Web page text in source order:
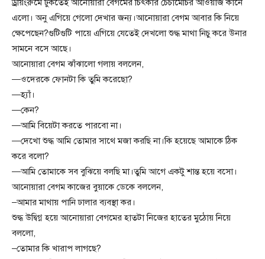
ড্রয়িংরুমে ঢুকতেই আনোয়ারা বেগমের চিৎকার চেঁচামেচির আওয়াজ কানে
এলো। অনু এগিয়ে গেলো দেখার জন্য।আনোয়ারা বেগম আবার কি নিয়ে
ক্ষেপেছেন?গুটিগুটি পায়ে এগিয়ে যেতেই দেখলো শুদ্ধ মাথা নিচু করে উনার
সামনে বসে আছে।
আনোয়ারা বেগম ঝাঁঝালো গলায় বললেন,
—ওদেরকে ফোনটা কি তুমি করেছো?
—হ্যাঁ।
—কেন?
—আমি বিয়েটা করতে পারবো না।
—দেখো শুদ্ধ আমি তোমার সাথে মজা করছি না।কি হয়েছে আমাকে ঠিক
করে বলো?
—আমি তোমাকে সব বুঝিয়ে বলছি মা।তুমি আগে একটু শান্ত হয়ে বসো।
আনোয়ারা বেগম কাজের বুয়াকে ডেকে বললেন,
–আমার মাথায় পানি ঢালার ব্যবস্থা কর।
শুদ্ধ উদ্বিগ্ন হয়ে আনোয়ারা বেগমের হাতটা নিজের হাতের মুঠোয় নিয়ে
বললো,
–তোমার কি খারাপ লাগছে?